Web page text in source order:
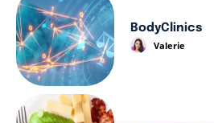
BodyClinics
Valerie